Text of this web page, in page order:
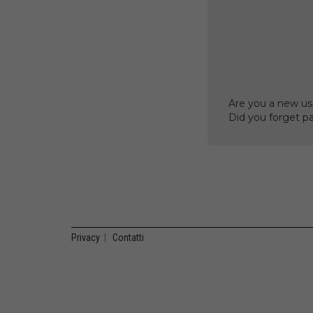
Are you a new
Did you forget
Privacy Contatti